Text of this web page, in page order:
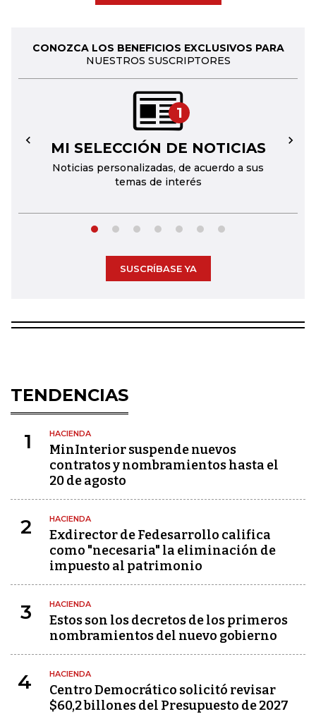
CONOZCA LOS BENEFICIOS EXCLUSIVOS PARA
NUESTROS SUSCRIPTORES
1
MI SELECCIÓN DE NOTICIAS
Noticias personalizadas, de acuerdo a sus
temas de interés
← →
SUSCRÍBASE YA
TENDENCIAS
1 HACIENDA
MinInterior suspende nuevos
contratos y nombramientos hasta el
20 de agosto
2 HACIENDA
Exdirector de Fedesarrollo califica
como "necesaria" la eliminación de
impuesto al patrimonio
3 HACIENDA
Estos son los decretos de los primeros
nombramientos del nuevo gobierno
4 HACIENDA
Centro Democrático solicitó revisar
$60,2 billones del Presupuesto de 2027